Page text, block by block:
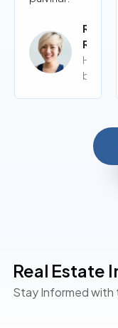
Rita
Roy
Home
buyer
Real Estate
Stay Informed with